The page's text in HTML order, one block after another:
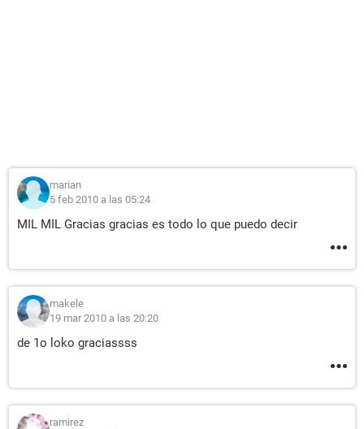
marian
5 feb 2010 a las 05:24
MIL MIL Gracias gracias es todo lo que puedo decir
makele
19 mar 2010 a las 20:20
de 1o loko graciassss
ramirez